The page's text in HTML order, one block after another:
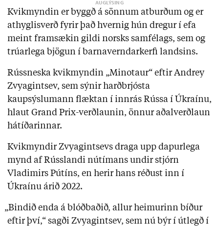
Kvikmyndin er byggð á sönnum atburðum og er
athyglisverð fyrir það hvernig hún dregur í efa
meint framsækin gildi norsks samfélags, sem og
trúarlega bjögun í barnaverndarkerfi landsins.
Rússneska kvikmyndin „Minotaur“ eftir Andrey
Zvyagintsev, sem sýnir harðbrjósta
kaupsýslumann flæktan í innrás Rússa í Úkraínu,
hlaut Grand Prix-verðlaunin, önnur aðalverðlaun
hátíðarinnar.
Kvikmyndir Zvyagintsevs draga upp dapurlega
mynd af Rússlandi nútímans undir stjórn
Vladimirs Pútíns, en herir hans réðust inn í
Úkraínu árið 2022.
„Bindið enda á blóðbaðið, allur heimurinn bíður
eftir því,“ sagði Zvyagintsev, sem nú býr í útlegð í